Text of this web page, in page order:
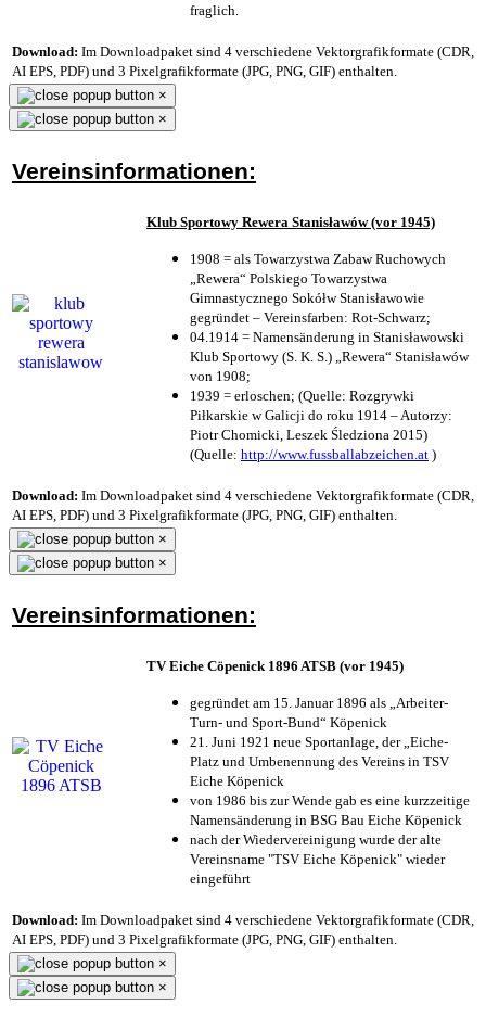
fraglich.
Download: Im Downloadpaket sind 4 verschiedene Vektorgrafikformate (CDR,
AI EPS, PDF) und 3 Pixelgrafikformate (JPG, PNG, GIF) enthalten.
×
×
Vereinsinformationen:
Klub Sportowy Rewera Stanisławów (vor 1945)
1908 = als Towarzystwa Zabaw Ruchowych
„Rewera“ Polskiego Towarzystwa
Gimnastycznego Sokółw Stanisławowie
gegründet – Vereinsfarben: Rot-Schwarz;
04.1914 = Namensänderung in Stanisławowski
Klub Sportowy (S. K. S.) „Rewera“ Stanisławów
von 1908;
1939 = erloschen; (Quelle: Rozgrywki
Piłkarskie w Galicji do roku 1914 – Autorzy:
Piotr Chomicki, Leszek Śledziona 2015)
(Quelle: http://www.fussballabzeichen.at )
Download: Im Downloadpaket sind 4 verschiedene Vektorgrafikformate (CDR,
AI EPS, PDF) und 3 Pixelgrafikformate (JPG, PNG, GIF) enthalten.
×
×
Vereinsinformationen:
TV Eiche Cöpenick 1896 ATSB (vor 1945)
gegründet am 15. Januar 1896 als „Arbeiter-
Turn- und Sport-Bund“ Köpenick
21. Juni 1921 neue Sportanlage, der „Eiche-
Platz und Umbenennung des Vereins in TSV
Eiche Köpenick
von 1986 bis zur Wende gab es eine kurzzeitige
Namensänderung in BSG Bau Eiche Köpenick
nach der Wiedervereinigung wurde der alte
Vereinsname "TSV Eiche Köpenick" wieder
eingeführt
Download: Im Downloadpaket sind 4 verschiedene Vektorgrafikformate (CDR,
AI EPS, PDF) und 3 Pixelgrafikformate (JPG, PNG, GIF) enthalten.
×
×